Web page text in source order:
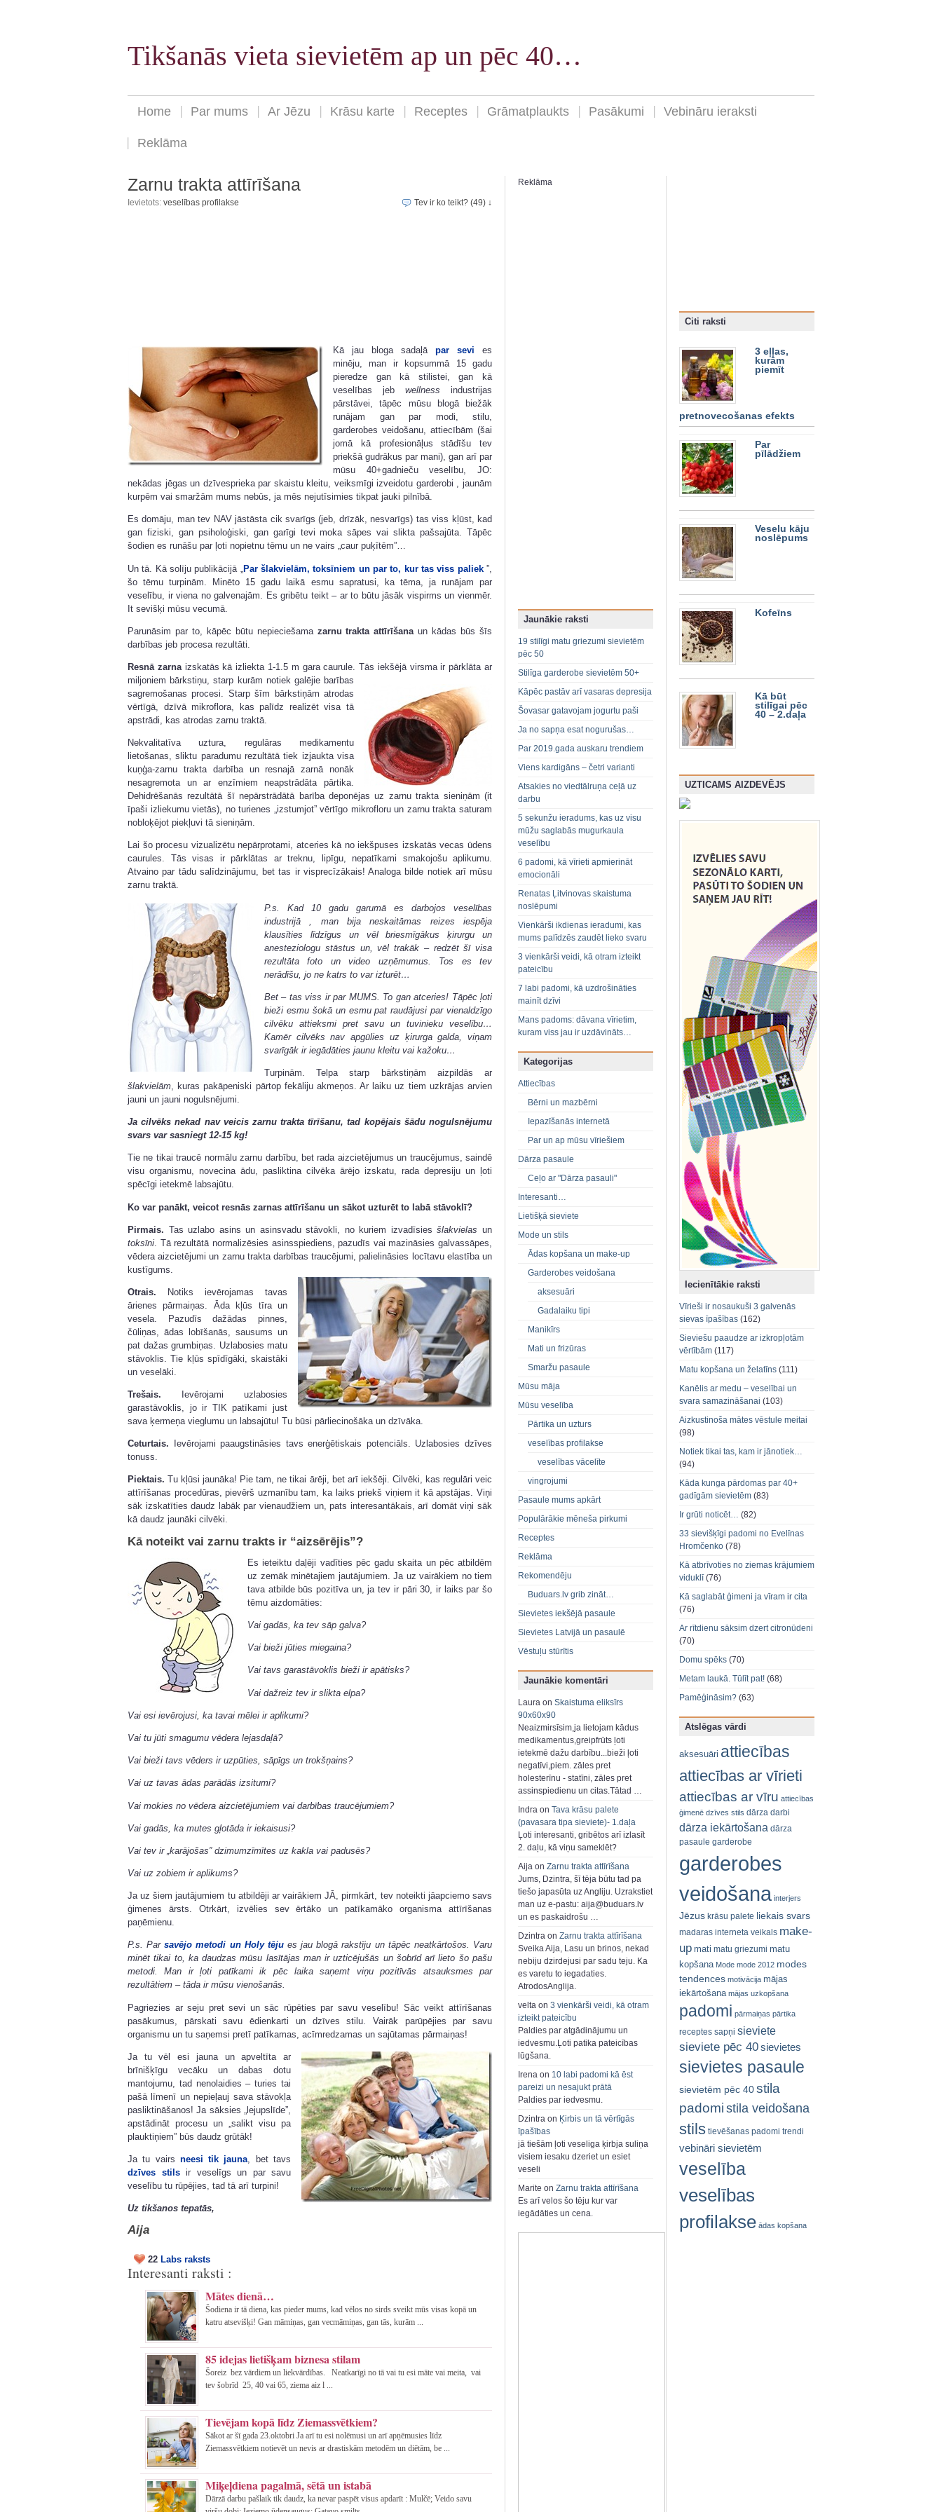
Tikšanās vieta sievietēm ap un pēc 40…
Home Par mums Ar Jēzu Krāsu karte Receptes Grāmatplaukts Pasākumi Vebināru ieraksti
Reklāma
Zarnu trakta attīrīšana
Ievietots: veselības profilakse Tev ir ko teikt? (49) ↓
Kā jau bloga sadaļā par sevi es
minēju, man ir kopsummā 15 gadu
pieredze gan kā stilistei, gan kā
veselības jeb wellness industrijas
pārstāvei, tāpēc mūsu blogā biežāk
runājam gan par modi, stilu,
garderobes veidošanu, attiecībām (šai
jomā kā profesionāļus stādīšu tev
priekšā gudrākus par mani), gan arī par
mūsu 40+gadnieču veselību, JO:
nekādas jēgas un dzīvesprieka par skaistu kleitu, veiksmīgi izveidotu garderobi , jaunām
kurpēm vai smaržām mums nebūs, ja mēs nejutīsimies tikpat jauki pilnībā.
Es domāju, man tev NAV jāstāsta cik svarīgs (jeb, drīzāk, nesvarīgs) tas viss kļūst, kad
gan fiziski, gan psiholoģiski, gan garīgi tevi moka sāpes vai slikta pašsajūta. Tāpēc
šodien es runāšu par ļoti nopietnu tēmu un ne vairs „caur puķītēm”…
Un tā. Kā solīju publikācijā „ Par šlakvielām, toksīniem un par to, kur tas viss paliek ”,
šo tēmu turpinām. Minēto 15 gadu laikā esmu sapratusi, ka tēma, ja runājam par
veselību, ir viena no galvenajām. Es gribētu teikt – ar to būtu jāsāk vispirms un vienmēr.
It sevišķi mūsu vecumā.
Parunāsim par to, kāpēc būtu nepieciešama zarnu trakta attīrīšana un kādas būs šīs
darbības jeb procesa rezultāti.
Resnā zarnaizskatās kā izliekta 1-1.5 m gara caurule. Tās iekšējā virsma ir pārklāta ar
miljoniem bārkstiņu, starp kurām notiek galējie barības
sagremošanas procesi. Starp šīm bārkstiņām atrodas
vērtīgā, dzīvā mikroflora, kas palīdz realizēt visa tā
apstrādi, kas atrodas zarnu traktā.
Nekvalitatīva uztura, regulāras medikamentu
lietošanas, sliktu paradumu rezultātā tiek izjaukta visa
kuņģa-zarnu trakta darbība un resnajā zarnā nonāk
nesagremota un ar enzīmiem neapstrādāta pārtika.
Dehidrēšanās rezultātā šī nepārstrādātā barība deponējas uz zarnu trakta sieniņām (it
īpaši izliekumu vietās), no turienes „izstumjot” vērtīgo mikrofloru un zarnu trakta saturam
nobloķējot piekļuvi tā sieniņām.
Lai šo procesu vizualizētu nepārprotami, atceries kā no iekšpuses izskatās vecas ūdens
caurules. Tās visas ir pārklātas ar treknu, lipīgu, nepatīkami smakojošu aplikumu.
Atvaino par tādu salīdzinājumu, bet tas ir visprecīzākais! Analoga bilde notiek arī mūsu
zarnu traktā.
P.s. Kad 10 gadu garumā es darbojos veselības
industrijā , man bija neskaitāmas reizes iespēja
klausīties līdzīgus un vēl briesmīgākus ķirurgu un
anesteziologu stāstus un, vēl trakāk – redzēt šī visa
rezultāta foto un video uzņēmumus. Tos es tev
nerādīšu, jo ne katrs to var izturēt…
Bet – tas viss ir par MUMS. To gan atceries! Tāpēc ļoti
bieži esmu šokā un esmu pat raudājusi par vienaldzīgo
cilvēku attieksmi pret savu un tuvinieku veselību…
Kamēr cilvēks nav apgūlies uz ķirurga galda, viņam
svarīgāk ir iegādāties jaunu kleitu vai kažoku…
Turpinām. Telpa starp bārkstiņām aizpildās ar
šlakvielām , kuras pakāpeniski pārtop fekāliju akmeņos. Ar laiku uz tiem uzkrājas arvien
jauni un jauni nogulsnējumi.
Ja cilvēks nekad nav veicis zarnu trakta tīrīšanu, tad kopējais šādu nogulsnējumu
svars var sasniegt 12-15 kg!
Tie ne tikai traucē normālu zarnu darbību, bet rada aizcietējumus un traucējumus, saindē
visu organismu, novecina ādu, pasliktina cilvēka ārējo izskatu, rada depresiju un ļoti
spēcīgi ietekmē labsajūtu.
Ko var panākt, veicot resnās zarnas attīrīšanu un sākot uzturēt to labā stāvoklī?
Pirmais. Tas uzlabo asins un asinsvadu stāvokli, no kuriem izvadīsiesšlakvielas un
toksīni . Tā rezultātā normalizēsies asinsspiediens, pazudīs vai mazināsies galvassāpes,
vēdera aizcietējumi un zarnu trakta darbības traucējumi, palielināsies locītavu elastība un
kustīgums.
Otrais. Notiks ievērojamas tavas
ārienes pārmaiņas. Āda kļūs tīra un
vesela. Pazudīs dažādas pinnes,
čūliņas, ādas lobīšanās, sausums un
pat dažas grumbiņas. Uzlabosies matu
stāvoklis. Tie kļūs spīdīgāki, skaistāki
un veselāki.
Trešais.
Ievērojami uzlabosies
garastāvoklis, jo ir TIK patīkami just
sava ķermeņa vieglumu un labsajūtu! Tu būsi pārliecinošāka un dzīvāka.
Ceturtais. Ievērojami paaugstināsies tavs enerģētiskais potenciāls. Uzlabosies dzīves
tonuss.
Piektais.Tu kļūsi jaunāka! Pie tam, ne tikai ārēji, bet arī iekšēji. Cilvēki, kas regulāri veic
attīrīšanas procedūras, pievērš uzmanību tam, ka laiks priekš viņiem it kā apstājas. Viņi
sāk izskatīties daudz labāk par vienaudžiem un, pats interesantākais, arī domāt viņi sāk
kā daudz jaunāki cilvēki.
Kā noteikt vai zarnu trakts ir “aizsērējis”?
Es ieteiktu daļēji vadīties pēc gadu skaita un pēc atbildēm
uz zemāk minētajiem jautājumiem. Ja uz vairākiem no tiem
tava atbilde būs pozitīva un, ja tev ir pāri 30, ir laiks par šo
tēmu aizdomāties:
Vai gadās, ka tev sāp galva?
Vai bieži jūties miegaina?
Vai tavs garastāvoklis bieži ir apātisks?
Vai dažreiz tev ir slikta elpa?
Vai esi ievērojusi, ka tavai mēlei ir aplikumi?
Vai tu jūti smagumu vēdera lejasdaļā?
Vai bieži tavs vēders ir uzpūties, sāpīgs un trokšņains?
Vai uz tavas ādas parādās izsitumi?
Vai mokies no vēdera aizcietējumiem vai darbības traucējumiem?
Vai gadās, ka mutes gļotāda ir iekaisusi?
Vai tev ir „karājošas” dzimumzīmītes uz kakla vai padusēs?
Vai uz zobiem ir aplikums?
Ja uz šiem jautājumiem tu atbildēji ar vairākiem JĀ, pirmkārt, tev noteikti jāapciemo savs
ģimenes ārsts. Otrkārt, izvēlies sev ērtāko un patīkamāko organisma attīrīšanas
paņēmienu.
P.s. Parsavējo metodi un Holy tējues jau blogā rakstīju un tāpēc neatkārtošos. Varu
minēt tikai to, ka daudzas mūsu lasītājas man ir uzticējušās un šobrīd arī lieto šo pašu
metodi. Man ir ļoti patīkami ik pēc laika saņemt viņu pozitīvās atsauksmes par
rezultātiem – tāda ir mūsu vienošanās.
Pagriezies ar seju pret sevi un sāc rūpēties par savu veselību! Sāc veikt attīrīšanas
pasākumus, pārskati savu ēdienkarti un dzīves stilu. Vairāk parūpējies par savu
organismu un tu saņemsi pretī patīkamas, acīmredzamas un sajūtamas pārmaiņas!
Ja tu vēl esi jauna un apveltīta ar
brīnišķīgu vecāku un dabas dotu
mantojumu, tad nenolaidies – turies tai
pašā līmenī un nepieļauj sava stāvokļa
pasliktināšanos! Ja sāksies „lejupslīde”,
apstādināt procesu un „salikt visu pa
plauktiņiem” būs daudz grūtāk!
Ja tu vairs neesi tik jauna, bet tavs
dzīves stilsir veselīgs un par savu
veselību tu rūpējies, tad tā arī turpini!
Uz tikšanos tepatās,
Aija
22 Labs raksts
Interesanti raksti :
Mātes dienā…
Šodiena ir tā diena, kas pieder mums, kad vēlos no sirds sveikt mūs visas kopā un
katru atsevišķi! Gan māmiņas, gan vecmāmiņas, gan tās, kurām ...
85 idejas lietišķam biznesa stilam
Šoreiz bez vārdiem un liekvārdības. Neatkarīgi no tā vai tu esi māte vai meita, vai
tev šobrīd 25, 40 vai 65, ziema aiz l ...
Tievējam kopā līdz Ziemassvētkiem?
Sākot ar šī gada 23.oktobri Ja arī tu esi nolēmusi un arī apņēmusies līdz
Ziemassvētkiem notievēt un nevis ar drastiskām metodēm un diētām, be ...
Miķeļdiena pagalmā, sētā un istabā
Dārzā darbu pašlaik tik daudz, ka nevar paspēt visus apdarīt : Mulčē; Veido savu
Reklāma
Jaunākie raksti
19 stilīgi matu griezumi sievietēm
pēc 50
Stilīga garderobe sievietēm 50+
Kāpēc pastāv arī vasaras depresija
Šovasar gatavojam jogurtu paši
Ja no sapņa esat nogurušas…
Par 2019.gada auskaru trendiem
Viens kardigāns – četri varianti
Atsakies no viedtālruņa ceļā uz
darbu
5 sekunžu ieradums, kas uz visu
mūžu saglabās mugurkaula
veselību
6 padomi, kā vīrieti apmierināt
emocionāli
Renatas Ļitvinovas skaistuma
noslēpumi
Vienkārši ikdienas ieradumi, kas
mums palīdzēs zaudēt lieko svaru
3 vienkārši veidi, kā otram izteikt
pateicību
7 labi padomi, kā uzdrošināties
mainīt dzīvi
Mans padoms: dāvana vīrietim,
kuram viss jau ir uzdāvināts…
Kategorijas
Attiecības
Bērni un mazbērni
Iepazīšanās internetā
Par un ap mūsu vīriešiem
Dārza pasaule
Ceļo ar "Dārza pasauli"
Interesanti…
Lietišķā sieviete
Mode un stils
Ādas kopšana un make-up
Garderobes veidošana
aksesuāri
Gadalaiku tipi
Manikīrs
Mati un frizūras
Smaržu pasaule
Mūsu māja
Mūsu veselība
Pārtika un uzturs
veselības profilakse
veselības vācelīte
vingrojumi
Pasaule mums apkārt
Populārākie mēneša pirkumi
Receptes
Reklāma
Rekomendēju
Buduars.lv grib zināt…
Sievietes iekšējā pasaule
Sievietes Latvijā un pasaulē
Vēstuļu stūrītis
Jaunākie komentāri
Laura on Skaistuma eliksīrs
90x60x90
Neaizmirsīsim,ja lietojam kādus
medikamentus,greipfrūts ļoti
ietekmē dažu darbību...bieži ļoti
negatīvi,piem. zāles pret
holesterīnu - statīni, zāles pret
assinspiedienu un citas.Tātad …
Indra on Tava krāsu palete
(pavasara tipa sieviete)- 1.daļa
Ļoti interesanti, gribētos arī izlasīt
2. daļu, kā viņu sameklēt?
Aija on Zarnu trakta attīrīšana
Jums, Dzintra, šī tēja būtu tad pa
tiešo japasūta uz Angliju. Uzrakstiet
man uz e-pastu: aija@buduars.lv
un es paskaidrošu …
Dzintra on Zarnu trakta attīrīšana
Sveika Aija, Lasu un brinos, nekad
nebiju dzirdejusi par sadu teju. Ka
es varetu to iegadaties.
AtrodosAnglija.
velta on 3 vienkārši veidi, kā otram
izteikt pateicību
Paldies par atgādinājumu un
iedvesmu.Ļoti patika pateicības
lūgšana.
Irena on 10 labi padomi kā ēst
pareizi un nesajukt prātā
Paldies par iedvesmu.
Dzintra on Ķirbis un tā vērtīgās
īpašības
jā tiešām ļoti veseliga ķirbja suliņa
visiem iesaku dzeriet un esiet
veseli
Marite on Zarnu trakta attīrīšana
Es arī velos šo tēju kur var
iegādāties un cena.
Citi raksti
3 eļļas,
kurām
piemīt
pretnovecošanas efekts
Par
pīlādžiem
Veselu kāju
noslēpums
Kofeīns
Kā būt
stilīgai pēc
40 – 2.daļa
UZTICAMS AIZDEVĒJS
Iecienītākie raksti
Vīrieši ir nosaukuši 3 galvenās
sievas īpašības (162)
Sieviešu paaudze ar izkropļotām
vērtībām (117)
Matu kopšana un želatīns (111)
Kanēlis ar medu – veselībai un
svara samazināšanai (103)
Aizkustinoša mātes vēstule meitai
(98)
Notiek tikai tas, kam ir jānotiek…
(94)
Kāda kunga pārdomas par 40+
gadīgām sievietēm (83)
Ir grūti noticēt… (82)
33 sievišķīgi padomi no Evelīnas
Hromčenko (78)
Kā atbrīvoties no ziemas krājumiem
viduklī(76)
Kā saglabāt ģimeni ja vīram ir cita
(76)
Ar rītdienu sāksim dzert citronūdeni
(70)
Domu spēks (70)
Metam laukā. Tūlīt pat! (68)
Pamēģināsim? (63)
Atslēgas vārdi
aksesuāri attiecības
attiecības ar vīrieti
attiecības ar vīru attiecības
ģimenē dzīves stils dārza darbi
dārza iekārtošana dārza
pasaule garderobe
garderobes
veidošana interjers
Jēzus krāsu palete liekais svars
madaras interneta veikals make-
up mati matu griezumi matu
kopšana Mode mode 2012 modes
tendences motivācija mājas
iekārtošana mājas uzkopšana
padomi pārmaiņas pārtika
receptes sapņi sieviete
sieviete pēc 40sievietes
sievietes pasaule
sievietēm pēc 40stila
padomistila veidošana
stils tievēšanas padomi trendi
vebināri sievietēm
veselība
veselības
profilakse ādas kopšana